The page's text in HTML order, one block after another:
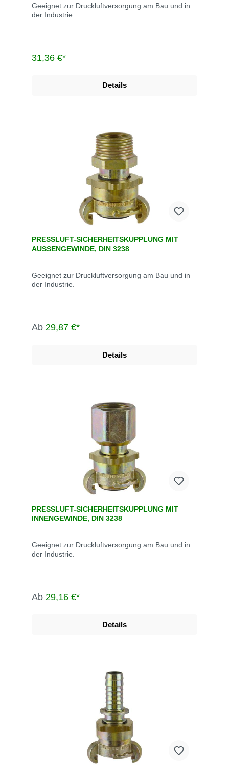
Geeignet zur Druckluftversorgung am Bau und in
der Industrie.
31,36 €*
Details
PRESSLUFT-SICHERHEITSKUPPLUNG MIT
AUSSENGEWINDE, DIN 3238
Geeignet zur Druckluftversorgung am Bau und in
der Industrie.
Ab 29,87 €*
Details
PRESSLUFT-SICHERHEITSKUPPLUNG MIT
INNENGEWINDE, DIN 3238
Geeignet zur Druckluftversorgung am Bau und in
der Industrie.
Ab 29,16 €*
Details